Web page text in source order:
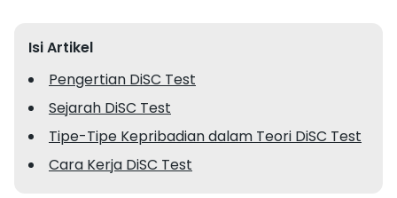
Isi Artikel
Pengertian DiSC Test
Sejarah DiSC Test
Tipe-Tipe Kepribadian dalam Teori DiSC Test
Cara Kerja DiSC Test